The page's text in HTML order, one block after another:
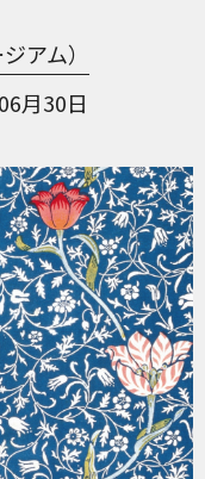
アム）
月30日